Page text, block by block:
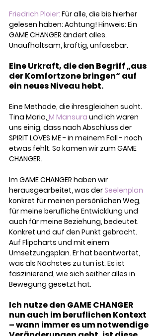
Friedrich Ploier: Für alle, die bis hierher
gelesen haben: Achtung! Hinweis: Ein
GAME CHANGER ändert alles.
Unaufhaltsam, kräftig, unfassbar.
Eine Urkraft, die den Begriff „aus
der Komfortzone bringen“ auf
ein neues Niveau hebt.
Eine Methode, die ihresgleichen sucht.
Tina Maria, M Mansura und ich waren
uns einig, dass nach Abschluss der
SPIRIT LOVES ME - in meinem Fall - noch
etwas fehlt. So kamen wir zum GAME
CHANGER.
​Im GAME CHANGER haben wir
herausgearbeitet, was der Seelenplan
konkret für meinen persönlichen Weg,
für meine berufliche Entwicklung und
auch für meine Beziehung, bedeutet.
Konkret und auf den Punkt gebracht.
Auf Flipcharts und mit einem
Umsetzungsplan. Er hat beantwortet,
was als Nächstes zu tun ist. Es ist
faszinierend, wie sich seither alles in
Bewegung gesetzt hat.
Ich nutze den GAME CHANGER
nun auch im beruflichen Kontext
– wann immer es um notwendige